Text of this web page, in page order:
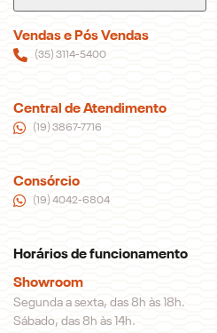
Vendas e Pós Vendas
(35) 3114-5400
Central de Atendimento
(19) 3867-7716
Consórcio
(19) 4042-6804
Horários de funcionamento
Showroom
Segunda a sexta, das 8h às 18h.
Sábado, das 8h às 14h.